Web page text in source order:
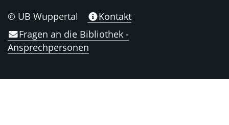
© UB Wuppertal
Kontakt
Fragen an die Bibliothek -
Ansprechpersonen